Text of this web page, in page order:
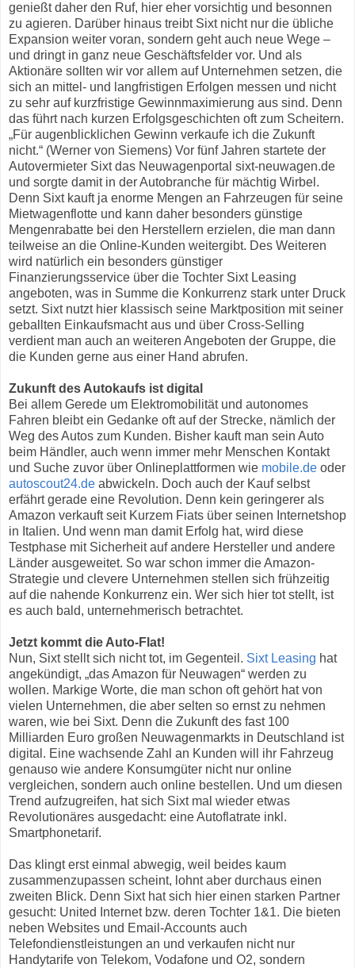
genießt daher den Ruf, hier eher vorsichtig und besonnen
zu agieren. Darüber hinaus treibt Sixt nicht nur die übliche
Expansion weiter voran, sondern geht auch neue Wege –
und dringt in ganz neue Geschäftsfelder vor. Und als
Aktionäre sollten wir vor allem auf Unternehmen setzen, die
sich an mittel- und langfristigen Erfolgen messen und nicht
zu sehr auf kurzfristige Gewinnmaximierung aus sind. Denn
das führt nach kurzen Erfolgsgeschichten oft zum Scheitern.
„Für augenblicklichen Gewinn verkaufe ich die Zukunft
nicht.“ (Werner von Siemens) Vor fünf Jahren startete der
Autovermieter Sixt das Neuwagenportal sixt-neuwagen.de
und sorgte damit in der Autobranche für mächtig Wirbel.
Denn Sixt kauft ja enorme Mengen an Fahrzeugen für seine
Mietwagenflotte und kann daher besonders günstige
Mengenrabatte bei den Herstellern erzielen, die man dann
teilweise an die Online-Kunden weitergibt. Des Weiteren
wird natürlich ein besonders günstiger
Finanzierungsservice über die Tochter Sixt Leasing
angeboten, was in Summe die Konkurrenz stark unter Druck
setzt. Sixt nutzt hier klassisch seine Marktposition mit seiner
geballten Einkaufsmacht aus und über Cross-Selling
verdient man auch an weiteren Angeboten der Gruppe, die
die Kunden gerne aus einer Hand abrufen.
Zukunft des Autokaufs ist digital
Bei allem Gerede um Elektromobilität und autonomes
Fahren bleibt ein Gedanke oft auf der Strecke, nämlich der
Weg des Autos zum Kunden. Bisher kauft man sein Auto
beim Händler, auch wenn immer mehr Menschen Kontakt
und Suche zuvor über Onlineplattformen wie mobile.de oder
autoscout24.de abwickeln. Doch auch der Kauf selbst
erfährt gerade eine Revolution. Denn kein geringerer als
Amazon verkauft seit Kurzem Fiats über seinen Internetshop
in Italien. Und wenn man damit Erfolg hat, wird diese
Testphase mit Sicherheit auf andere Hersteller und andere
Länder ausgeweitet. So war schon immer die Amazon-
Strategie und clevere Unternehmen stellen sich frühzeitig
auf die nahende Konkurrenz ein. Wer sich hier tot stellt, ist
es auch bald, unternehmerisch betrachtet.
Jetzt kommt die Auto-Flat!
Nun, Sixt stellt sich nicht tot, im Gegenteil. Sixt Leasing hat
angekündigt, „das Amazon für Neuwagen“ werden zu
wollen. Markige Worte, die man schon oft gehört hat von
vielen Unternehmen, die aber selten so ernst zu nehmen
waren, wie bei Sixt. Denn die Zukunft des fast 100
Milliarden Euro großen Neuwagenmarkts in Deutschland ist
digital. Eine wachsende Zahl an Kunden will ihr Fahrzeug
genauso wie andere Konsumgüter nicht nur online
vergleichen, sondern auch online bestellen. Und um diesen
Trend aufzugreifen, hat sich Sixt mal wieder etwas
Revolutionäres ausgedacht: eine Autoflatrate inkl.
Smartphonetarif.
Das klingt erst einmal abwegig, weil beides kaum
zusammenzupassen scheint, lohnt aber durchaus einen
zweiten Blick. Denn Sixt hat sich hier einen starken Partner
gesucht: United Internet bzw. deren Tochter 1&1. Die bieten
neben Websites und Email-Accounts auch
Telefondienstleistungen an und verkaufen nicht nur
Handytarife von Telekom, Vodafone und O2, sondern